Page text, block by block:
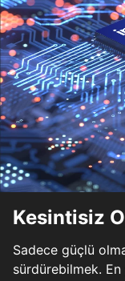
Kesintisiz
Sadece güçlü
sürdürebilmek.